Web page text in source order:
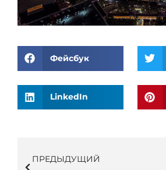
Фейсбук
LinkedIn
ПРЕДЫДУЩИЙ